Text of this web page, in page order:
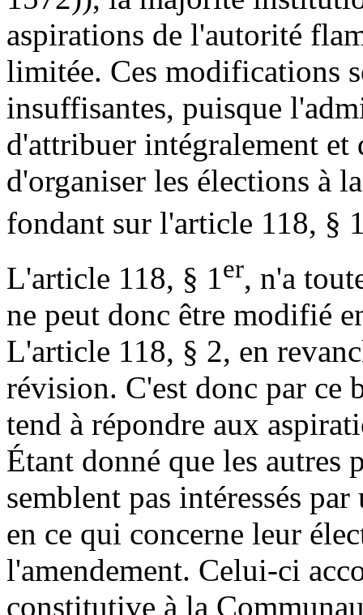
aspirations de l'autorité
limitée. Ces modifications
insuffisantes, puisque
d'attribuer intégralement et
d'organiser les élections à
fondant sur l'article 118, §
L'article 118, § 1er, n'a
ne peut donc être modifié
L'article 118, § 2, en
révision. C'est donc par ce
tend à répondre aux
Étant donné que les autres
semblent pas intéressés
en ce qui concerne leur
l'amendement. Celui-ci
constitutive à la